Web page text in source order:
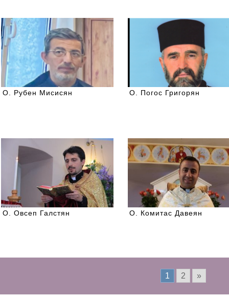
О. Рубен Мисисян О. Погос Григорян
О. Овсеп Галстян О. Комитас Давеян
1 2 »